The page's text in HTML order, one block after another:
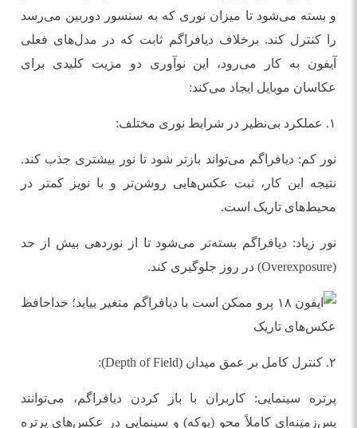
و بسته می‌شود تا میزان نوری که به سنسور دوربین می‌رسد
را کنترل کند. برخلاف دیافراگم ثابت که در مدل‌های فعلی
آیفون به کار می‌رود، این نوآوری دو مزیت کلیدی برای
عکاسان موبایل ایجاد می‌کند:
۱. عملکرد بی‌نظیر در شرایط نوری مختلف:
نور کم: دیافراگم می‌تواند بازتر شود تا نور بیشتری جذب کند.
نتیجه این کار، ثبت عکس‌هایی روشن‌تر و با نویز کمتر در
محیط‌های تاریک است.
نور زیاد: دیافراگم بسته‌تر می‌شود تا از نوردهی بیش از حد
(Overexposure) در روز جلوگیری کند.
۲. کنترل کامل بر عمق میدان (Depth of Field):
پرتره سینمایی: کاربران با باز کردن دیافراگم، می‌توانند
پس‌زمینه‌ای کاملاً محو (بوکه) و سینمایی در عکس‌های پرتره